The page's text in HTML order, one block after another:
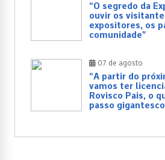
“O segredo da
ouvir os
expositores, os
comunidade”
07 de agosto
“A partir do
vamos ter
Rovisco Pais, o
passo